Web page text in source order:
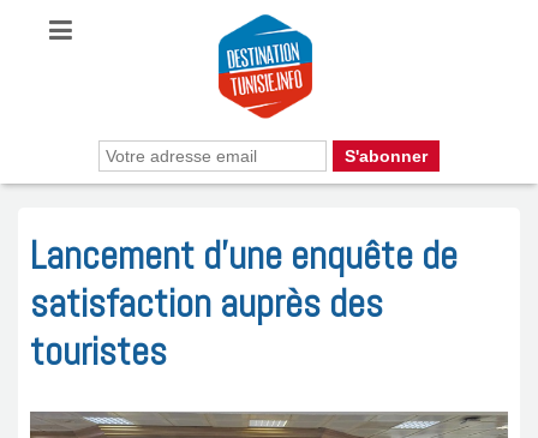
Lancement d’une enquête de
satisfaction auprès des
touristes